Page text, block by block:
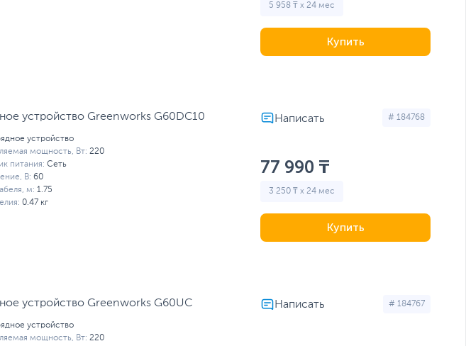
5 958 ₸ x 24 мес
Купить
устройство Greenworks G60DC10
устройство
мощность, Вт: 220
питания: Сеть
В: 60
м: 1.75
0.47 кг
# 184768
77 990 ₸
3 250 ₸ x 24 мес
Купить
устройство Greenworks G60UC
устройство
мощность, Вт: 220
# 184767